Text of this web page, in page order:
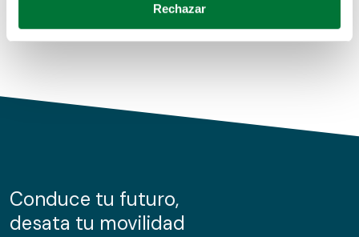
Obtenga más información sobre cómo se procesan sus
de cookies.
información sobre el uso que haga del sitio web con
nuestros partners de redes sociales, publicidad y análisis
Rechazar
Conduce tu futuro,
desata tu movilidad